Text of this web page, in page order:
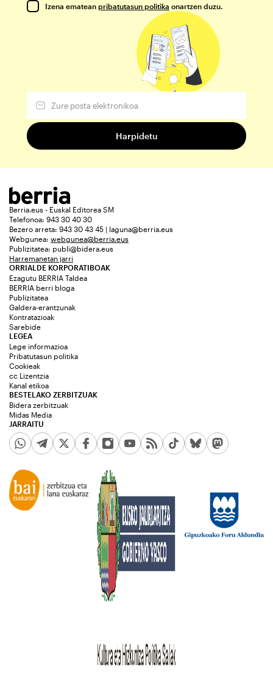
Izena ematean pribatutasun politika onartzen duzu.
Berria.eus - Euskal Editorea SM
Telefonoa: 943 30 40 30
Bezero arreta: 943 30 43 45 | laguna@berria.eus
Webgunea: webgunea@berria.eus
Publizitatea: publi@bidera.eus
Harremanetan jarri
ORRIALDE KORPORATIBOAK
Ezagutu BERRIA Taldea
BERRIA berri bloga
Publizitatea
Galdera-erantzunak
Kontratazioak
Sarebide
JARRAITU
LEGEA
Lege informazioa
Pribatutasun politika
Cookieak
cc Lizentzia
Kanal etikoa
BESTELAKO ZERBITZUAK
Bidera zerbitzuak
Midas Media